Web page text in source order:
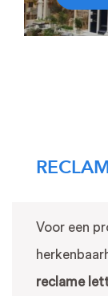
Voor een
reclame